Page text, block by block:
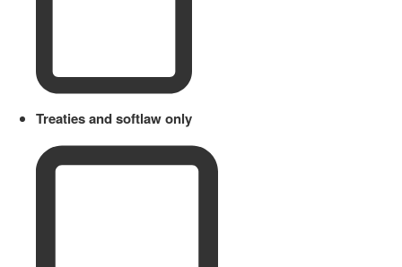
Treaties and softlaw only